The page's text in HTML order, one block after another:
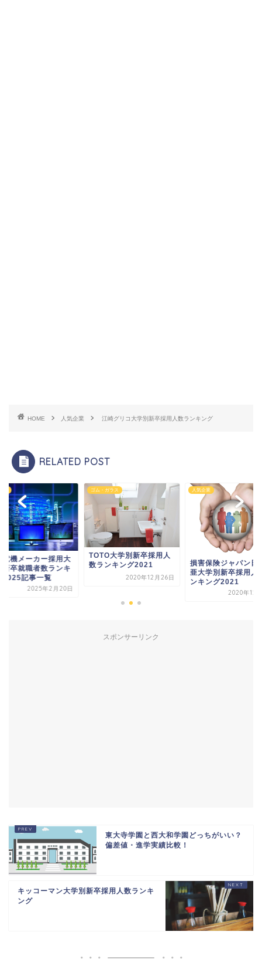
HOME 人気企業 江崎グリコ大学別新卒採用人数ランキング
RELATED POST
ガラス
大学別新卒採用人
ンキング2021
2020年12月26日
人気企業
損害保険ジャパン日本興
ンキング2021
人気企業
大手電機メーカー採
学別新卒就職者数ラ
ング2025記事一覧
2025年2
スポンサーリンク
東大寺学園と西大和学園どっちがいい？
偏差値・進学実績比較！
キッコーマン大学別新卒採用人数ランキ
ング